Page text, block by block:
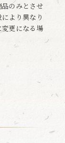
のみとさせ
より異なり
更になる場